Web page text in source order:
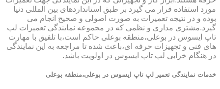
مورد استفاده قرار می گیرد بر طبق استانداردهای بین المللی دنیا
بوده و در نتیجه تعمیرات به صورت اصولی و صحیح انجام می
گیرد.مشتری مداری و نظمی که در مجموعه نمایندگی تعمیرات لپ
تاپ ایسوس در بوعلی،منطقه بوعلی حاکم است،با تلفیق با مهارت
های فنی و تجهیزات حرفه ای،باعث شده تا مراجعه به این نمایندگی
در هنگام خرابی لپ تاپ ایسوس در اولویت باشد.
خدمات نمایندگی تعمیر لپ تاپ ایسوس در بوعلی،منطقه بوعلی